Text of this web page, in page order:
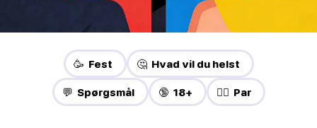
🥳 Fest 🤔 Hvad vil du helst
💬 Spørgsmål 🔞 18+ ❤️‍🔥 Par